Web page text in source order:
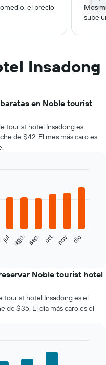
el precio
Mes
sube
Insadong
en Noble tourist
tourist hotel Insadong es
de $42. El mes más caro es
jul. ago. sep. oct. nov. dic.
Noble tourist hotel
tourist hotel Insadong es el
de $35. El día más caro es el